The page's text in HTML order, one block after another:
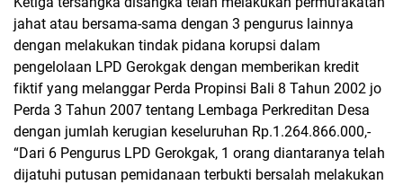
jahat atau bersama-sama dengan 3 pengurus lainnya
dengan melakukan tindak pidana korupsi dalam
pengelolaan LPD Gerokgak dengan memberikan kredit
fiktif yang melanggar Perda Propinsi Bali 8 Tahun 2002 jo
Perda 3 Tahun 2007 tentang Lembaga Perkreditan Desa
dengan jumlah kerugian keseluruhan Rp.1.264.866.000,-
“Dari 6 Pengurus LPD Gerokgak, 1 orang diantaranya telah
dijatuhi putusan pemidanaan terbukti bersalah melakukan